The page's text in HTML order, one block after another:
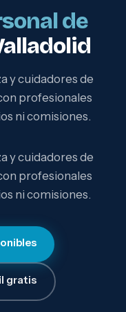
de
y cuidadores de
profesionales
ni comisiones.
y cuidadores de
profesionales
ni comisiones.
gratis